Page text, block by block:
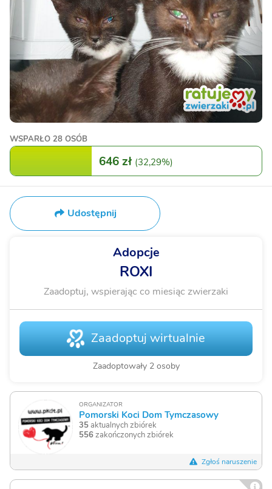
WSPARŁO 28 OSÓB
646 zł (32,29%)
Udostępnij
Adopcje
ROXI
Zaadoptuj, wspierając co miesiąc zwierzaki
Zaadoptuj wirtualnie
Zaadoptowały 2 osoby
ORGANIZATOR
Pomorski Koci Dom Tymczasowy
35aktualnych zbiórek
556zakończonych zbiórek
Zgłoś naruszenie